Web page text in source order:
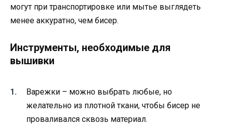
могут при транспортировке или мытье выглядеть
менее аккуратно, чем бисер.
Инструменты, необходимые для
вышивки
Варежки – можно выбрать любые, но
желательно из плотной ткани, чтобы бисер не
проваливался сквозь материал.